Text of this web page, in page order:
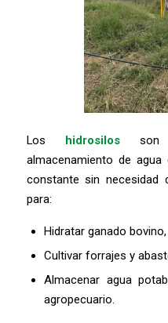
Los hidrosilosson
almacenamiento de
constante sin necesidad
para:
Hidratar ganado
Cultivar forrajes y
Almacenar agua
agropecuario.